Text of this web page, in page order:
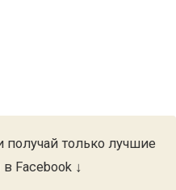
только лучшие
Facebook ↓